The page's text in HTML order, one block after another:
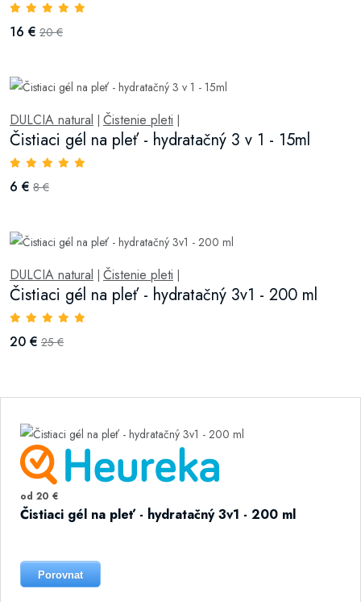
16 € 20 €
DULCIA natural Čistenie pleti
Čistiaci gél na pleť - hydratačný 3 v 1 - 15ml
6 € 8 €
DULCIA natural | Čistenie pleti |
Čistiaci gél na pleť - hydratačný 3v1 - 200 ml
20 € 25 €
od 20 €
Čistiaci gél na pleť - hydratačný 3v1 - 200 ml
Porovnat